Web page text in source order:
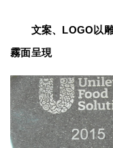
文案、LOGO以雕
霧面呈現